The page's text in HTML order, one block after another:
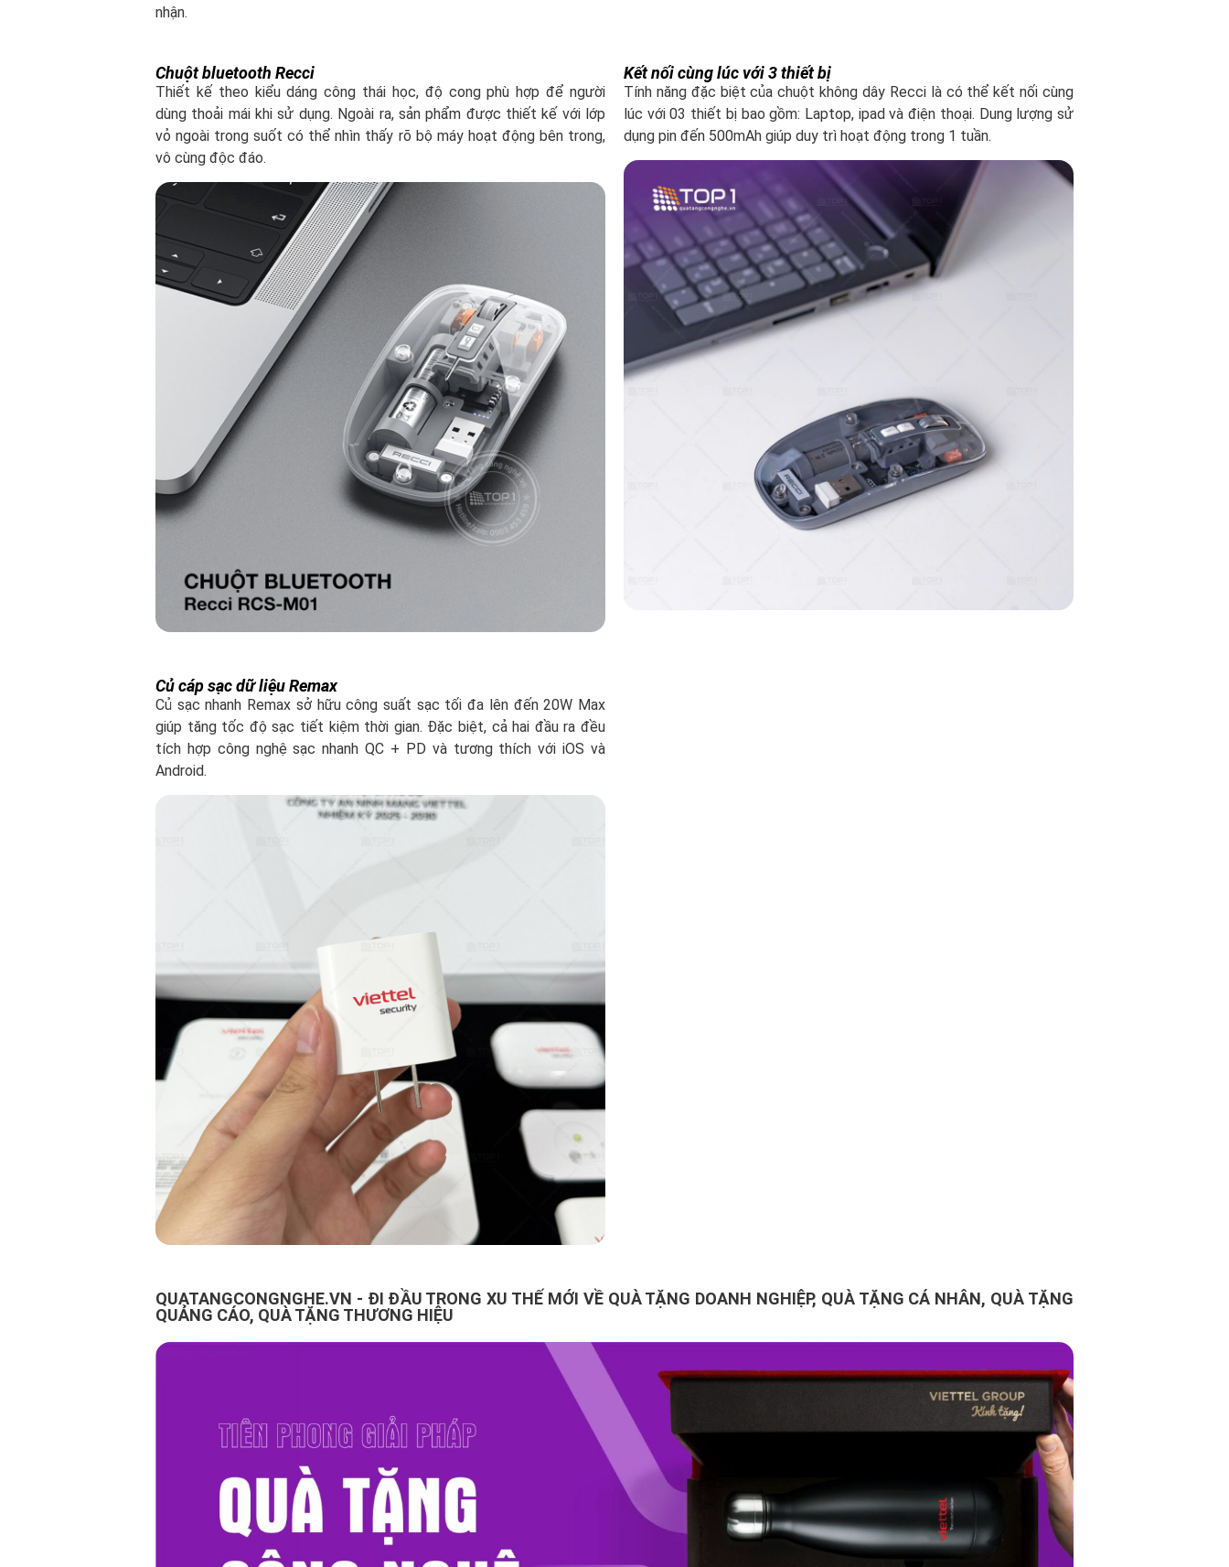
nhận.
Chuột bluetooth Recci
Thiết kế theo kiểu dáng công thái học, độ cong phù hợp để người
dùng thoải mái khi sử dụng. Ngoài ra, sản phẩm được thiết kế với lớp
vỏ ngoài trong suốt có thể nhìn thấy rõ bộ máy hoạt động bên trong,
vô cùng độc đáo.
Kết nối cùng lúc với 3 thiết bị
Tính năng đặc biệt của chuột không dây Recci là có thể kết nối cùng
lúc với 03 thiết bị bao gồm: Laptop, ipad và điện thoại. Dung lượng sử
dụng pin đến 500mAh giúp duy trì hoạt động trong 1 tuần.
Củ cáp sạc dữ liệu Remax
Củ sạc nhanh Remax sở hữu công suất sạc tối đa lên đến 20W Max
giúp tăng tốc độ sạc tiết kiệm thời gian. Đặc biệt, cả hai đầu ra đều
tích hợp công nghệ sạc nhanh QC + PD và tương thích với iOS và
Android.
QUATANGCONGNGHE.VN - ĐI ĐẦU TRONG XU THẾ MỚI VỀ QUÀ TẶNG DOANH NGHIỆP, QUÀ TẶNG CÁ NHÂN, QUÀ TẶNG
QUẢNG CÁO, QUÀ TẶNG THƯƠNG HIỆU